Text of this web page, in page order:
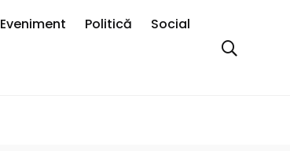
Eveniment Politică
Social